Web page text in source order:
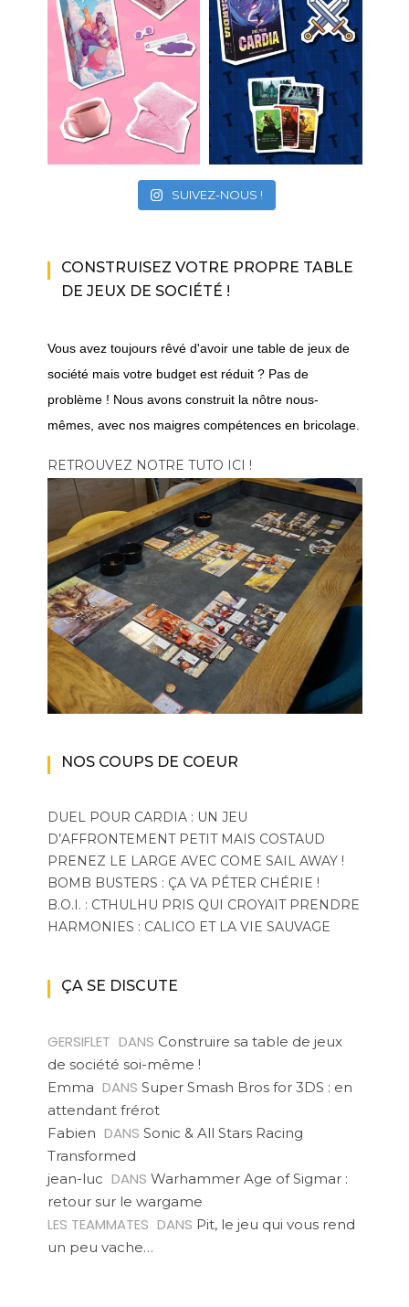
SUIVEZ-NOUS !
CONSTRUISEZ VOTRE PROPRE TABLE
DE JEUX DE SOCIÉTÉ !
Vous avez toujours rêvé d'avoir une table de jeux de
société mais votre budget est réduit ? Pas de
problème ! Nous avons construit la nôtre nous-
mêmes, avec nos maigres compétences en bricolage.
RETROUVEZ NOTRE TUTO ICI !
NOS COUPS DE COEUR
DUEL POUR CARDIA : UN JEU
D’AFFRONTEMENT PETIT MAIS COSTAUD
PRENEZ LE LARGE AVEC COME SAIL AWAY !
BOMB BUSTERS : ÇA VA PÉTER CHÉRIE !
B.O.I. : CTHULHU PRIS QUI CROYAIT PRENDRE
HARMONIES : CALICO ET LA VIE SAUVAGE
ÇA SE DISCUTE
GERSIFLET DANS Construire sa table de jeux
de société soi-même !
Emma DANS Super Smash Bros for 3DS : en
attendant frérot
Fabien DANS Sonic & All Stars Racing
Transformed
jean-luc DANS Warhammer Age of Sigmar :
retour sur le wargame
LES TEAMMATES DANS Pit, le jeu qui vous rend
un peu vache…